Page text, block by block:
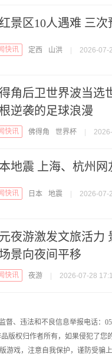
景区10人遇难 三
快讯 定西 山洪 2026-07-
角后卫世界波当选
逆袭的足球浪漫
快讯 佛得角 世界杯
地震 上海、杭州网
快讯 日本 地震 2026-07-
夜游激发文旅活力
景向夜间平移
快讯 夜游 2026-07-28
督、违法和不良信息举报电话：
版权归作者所有，如果侵犯了您
游戏，注意自我保护，谨防受骗